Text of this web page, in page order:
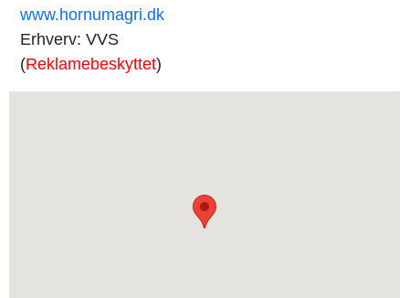
www.hornumagri.dk
Erhverv: VVS
(Reklamebeskyttet)